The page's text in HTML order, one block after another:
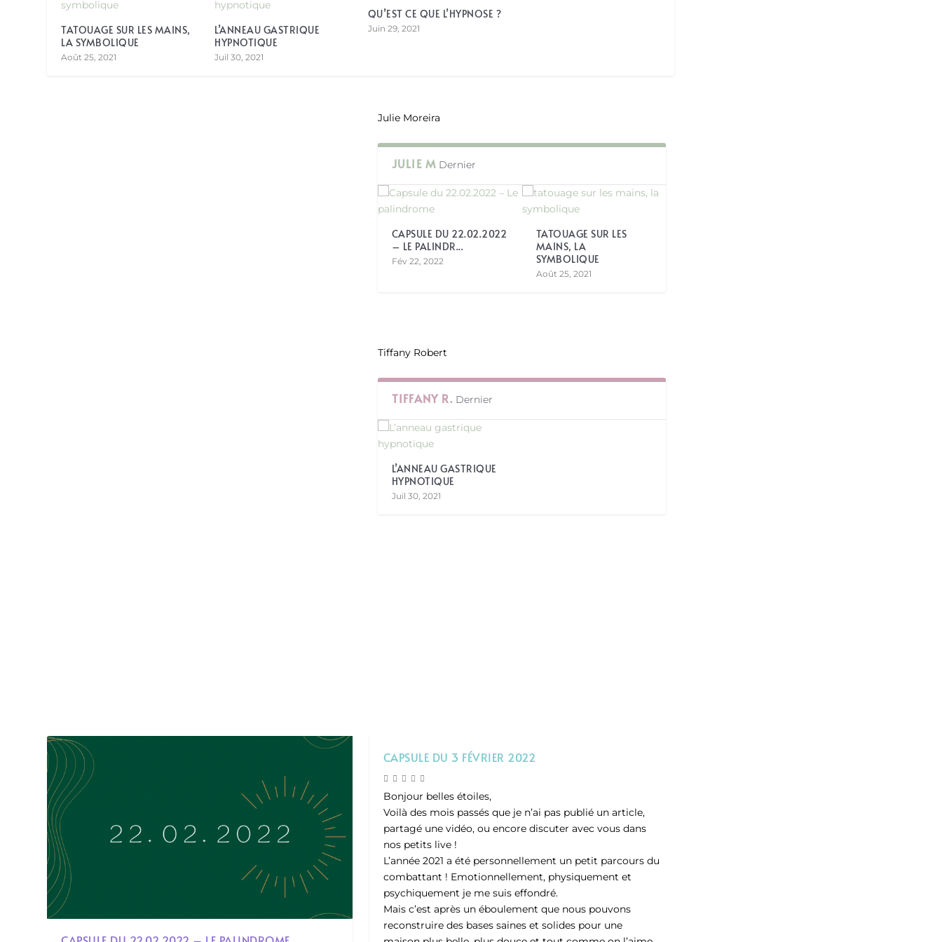
TATOUAGE SUR LES MAINS,
LA SYMBOLIQUE
Août 25, 2021
L’ANNEAU GASTRIQUE
HYPNOTIQUE
Juil 30, 2021
QU’EST CE QUE L’HYPNOSE ?
Juin 29, 2021
Julie Moreira
JULIE M Dernier
CAPSULE DU 22.02.2022
– LE PALINDR...
Fév 22, 2022
TATOUAGE SUR LES
MAINS, LA
SYMBOLIQUE
Août 25, 2021
Tiffany Robert
TIFFANY R. Dernier
L’ANNEAU GASTRIQUE
HYPNOTIQUE
Juil 30, 2021
CAPSULE DU 3 FÉVRIER 2022
Bonjour belles étoiles,
Voilà des mois passés que je n’ai pas publié un article,
partagé une vidéo, ou encore discuter avec vous dans
nos petits live !
L’année 2021 a été personnellement un petit parcours du
combattant ! Emotionnellement, physiquement et
psychiquement je me suis effondré.
Mais c’est après un éboulement que nous pouvons
reconstruire des bases saines et solides pour une